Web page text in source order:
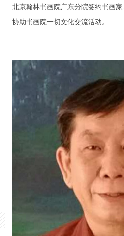
北京翰林书画院广东分院签约书画家
协助书画院一切文化交流活动。